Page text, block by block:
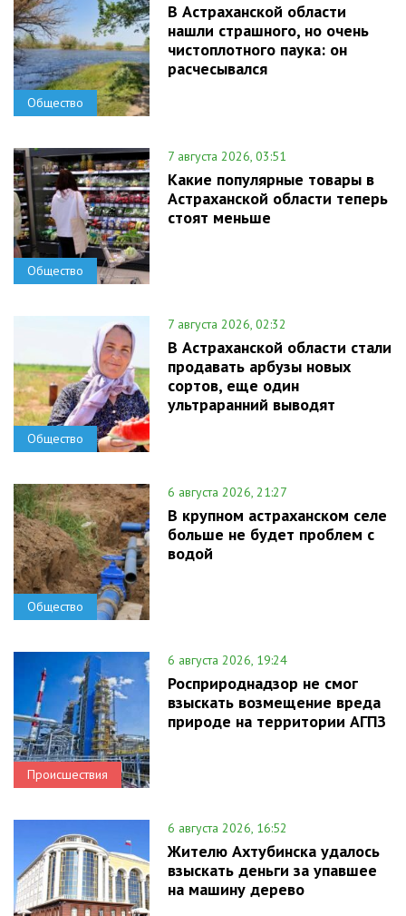
Общество
В Астраханской области
нашли страшного, но очень
чистоплотного паука: он
расчесывался
Общество
7 августа 2026, 03:51
Какие популярные товары в
Астраханской области теперь
стоят меньше
Общество
7 августа 2026, 02:32
В Астраханской области стали
продавать арбузы новых
сортов, еще один
ультраранний выводят
Общество
6 августа 2026, 21:27
В крупном астраханском селе
больше не будет проблем с
водой
Происшествия
6 августа 2026, 19:24
Росприроднадзор не смог
взыскать возмещение вреда
природе на территории АГПЗ
6 августа 2026, 16:52
Жителю Ахтубинска удалось
взыскать деньги за упавшее
на машину дерево